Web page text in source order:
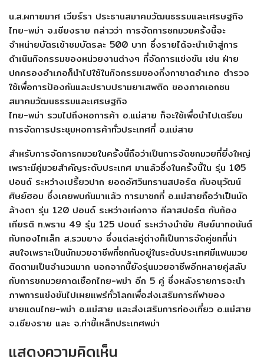
น.ส.ผกายมาศ เวียร์รา ประธานสมาคมวัฒนธรรมและเศรษฐกิจ
ไทย-พม่า จ.เชียงราย กล่าวว่า การจัดการชกมวยครั้งนี้จะ
จำหน่ายบัตรเข้าชมบัตรละ 500 บาท ซึ่งรายได้จะนำเข้าสู่การ
ดำเนินกิจกรรมของหน่วยงานต่างๆ ที่จัดการแข่งขัน เช่น ฝ่าย
ปกครองอำเภอก็นำไปใช้ในกิจกรรมของกิ่งกาชาดอำเภอ ตำรวจ
ใช้เพื่อการป้องกันและปราบปรามยาเสพติด ของภาคเอกชน
สมาคมวัฒนธรรมและเศรษฐกิจ
ไทย-พม่า รวมไปถึงหอการค้า อ.แม่สาย ก็จะใช้เพื่อนำไปเตรียม
การจัดการประชุมหอการค้าทั่วประเทศที่ อ.แม่สาย
สำหรับการจัดการกมวยในครั้งนี้ถือว่าเป็นการจัดชกมวยที่ยิ่งใหญ่
เพราะมีคู่มวยสำคัญระดับประเทศ มาแล้วซึ่งในครั้งนี้ใน รุ่น 105
ปอนด์ ระหว่างเปรี้ยวปาก ยอดอัศวินทรานสปอร์ต กับอนุวัฒน์
ศิษย์ฮอม ซึ่งเคยพบกันมาแล้ว การมาชกที่ อ.แม่สายถือว่าเป็นนัด
ล้างตา รุ่น 120 ปอนด์ ระหว่างเก่งกาจ กีลาสปอร์ต กับก้อง
เกียรติ ท.พราน 49 รุ่น 125 ปอนด์ ระหว่างนำชัย ศิษย์นาทอนันต์
กับทองไทเล็ก ส.รวมยาง ซึ่งแต่ละคู่ต่างก็เป็นการจัดคู่ชกที่น่า
สนใจเพราะเป็นนักมวยอาชีพที่ชกกันอยู่ในระดับประเทศมีแฟนมวย
ติดตามเป็นจำนวนมาก นอกจากนี้ยังรุ่นมวยอาชีพอีกหลายคู่สลับ
กับการชกมวยคาดเชือกไทย-พม่า อีก 5 คู่ ซึ่งหลังรายการจะนำ
ภาพการแข่งขันไปเผยแพร่ทั่วโลกเพื่อส่งเสริมการกีฬาของ
ชายแดนไทย-พม่า อ.แม่สาย และส่งเสริมการท่องเที่ยว อ.แม่สาย
จ.เชียงราย และ จ.ท่าขี้เหล็กประเทศพม่า
แสดงความคิดเห็น